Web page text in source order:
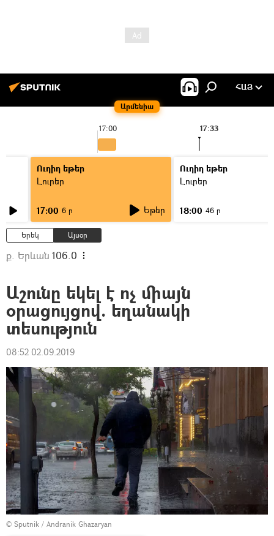
Արմենիա
ՀԱՅ
17:00 17:33
Ուղիղ եթեր
Լուրեր
17:00 6 ր Եթեր
Ուղիղ եթեր
Լուրեր
18:00 46 ր
Երեկ Այսօր
ք. Երևան 106.0
Աշունը եկել է ոչ միայն
օրացույցով. եղանակի
տեսություն
08:52 02.09.2019
© Sputnik / Andranik Ghazaryan